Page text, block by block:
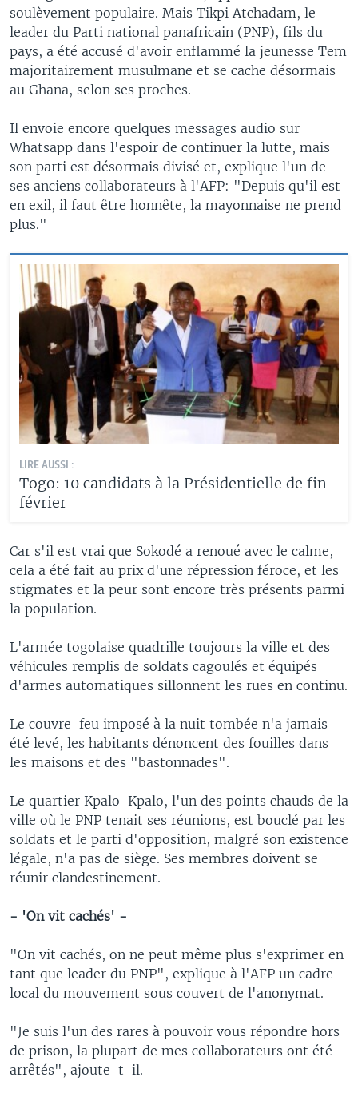
soulèvement populaire. Mais Tikpi Atchadam, le
leader du Parti national panafricain (PNP), fils du
pays, a été accusé d'avoir enflammé la jeunesse Tem
majoritairement musulmane et se cache désormais
au Ghana, selon ses proches.
Il envoie encore quelques messages audio sur
Whatsapp dans l'espoir de continuer la lutte, mais
son parti est désormais divisé et, explique l'un de
ses anciens collaborateurs à l'AFP: "Depuis qu'il est
en exil, il faut être honnête, la mayonnaise ne prend
plus."
LIRE AUSSI :
Togo: 10 candidats à la Présidentielle de fin
février
Car s'il est vrai que Sokodé a renoué avec le calme,
cela a été fait au prix d'une répression féroce, et les
stigmates et la peur sont encore très présents parmi
la population.
L'armée togolaise quadrille toujours la ville et des
véhicules remplis de soldats cagoulés et équipés
d'armes automatiques sillonnent les rues en continu.
Le couvre-feu imposé à la nuit tombée n'a jamais
été levé, les habitants dénoncent des fouilles dans
les maisons et des "bastonnades".
Le quartier Kpalo-Kpalo, l'un des points chauds de la
ville où le PNP tenait ses réunions, est bouclé par les
soldats et le parti d'opposition, malgré son existence
légale, n'a pas de siège. Ses membres doivent se
réunir clandestinement.
- 'On vit cachés' -
"On vit cachés, on ne peut même plus s'exprimer en
tant que leader du PNP", explique à l'AFP un cadre
local du mouvement sous couvert de l'anonymat.
"Je suis l'un des rares à pouvoir vous répondre hors
de prison, la plupart de mes collaborateurs ont été
arrêtés", ajoute-t-il.